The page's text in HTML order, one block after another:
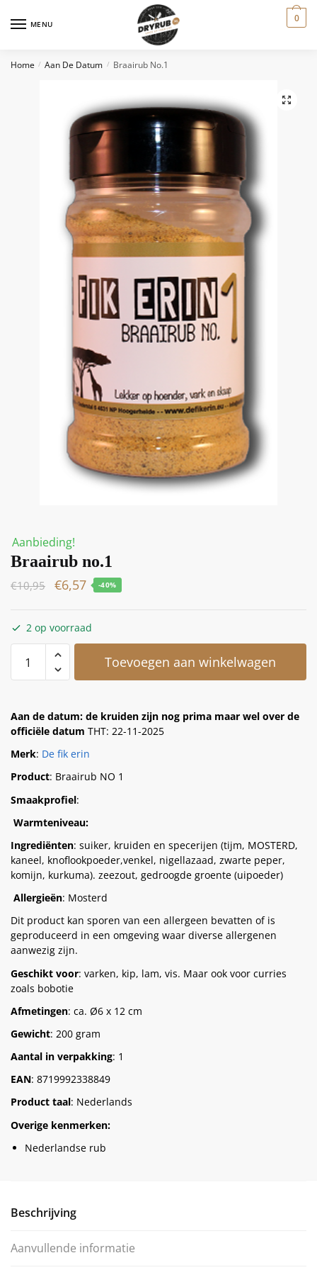
MENU 0
Home / Aan De Datum / Braairub No.1
Aanbieding!
Braairub no.1
€10,95 €6,57 -40%
2 op voorraad
Toevoegen aan winkelwagen
Aan de datum: de kruiden zijn nog prima maar wel over de
officiële datum THT: 22-11-2025
Merk: De fik erin
Product: Braairub NO 1
Smaakprofiel:
Warmteniveau:
Ingrediënten: suiker, kruiden en specerijen (tijm, MOSTERD,
kaneel, knoflookpoeder,venkel, nigellazaad, zwarte peper,
komijn, kurkuma). zeezout, gedroogde groente (uipoeder)
Allergieën: Mosterd
Dit product kan sporen van een allergeen bevatten of is
geproduceerd in een omgeving waar diverse allergenen
aanwezig zijn.
Geschikt voor: varken, kip, lam, vis. Maar ook voor curries
zoals bobotie
Afmetingen: ca. Ø6 x 12 cm
Gewicht: 200 gram
Aantal in verpakking: 1
EAN: 8719992338849
Product taal: Nederlands
Overige kenmerken:
Nederlandse rub
Beschrijving
Aanvullende informatie